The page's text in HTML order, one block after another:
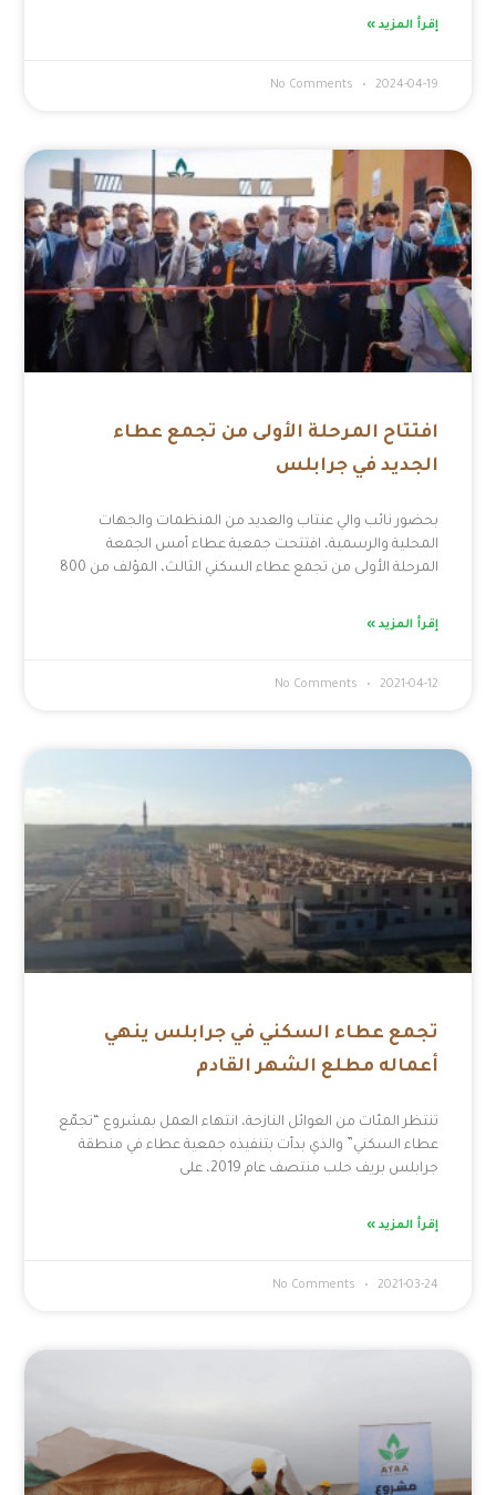
إقرأ المزيد »
2024-04-19
افتتاح المرحلة الأولى من تجمع عطاء
الجديد في جرابلس
بحضور نائب والي عنتاب والعديد من المنظمات والجهات
المحلية والرسمية، افتتحت جمعية عطاء أمس الجمعة
المرحلة الأولى من تجمع عطاء السكني الثالث، المؤلف من 800
إقرأ المزيد »
2021-04-12
تجمع عطاء السكني في جرابلس ينهي
أعماله مطلع الشهر القادم
تنتظر المئات من العوائل النازحة، انتهاء العمل بمشروع “تجمّع
عطاء السكني” والذي بدأت بتنفيذه جمعية عطاء في منطقة
جرابلس بريف حلب منتصف عام 2019، على
إقرأ المزيد »
2021-03-24